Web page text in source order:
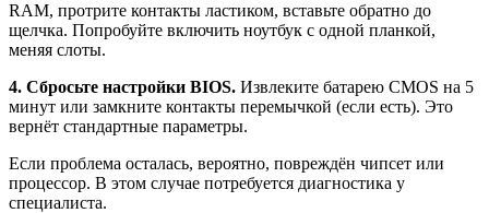
RAM, протрите контакты ластиком, вставьте обратно до
щелчка. Попробуйте включить ноутбук с одной планкой,
меняя слоты.
4. Сбросьте настройки BIOS. Извлеките батарею CMOS на 5
минут или замкните контакты перемычкой (если есть). Это
вернёт стандартные параметры.
Если проблема осталась, вероятно, повреждён чипсет или
процессор. В этом случае потребуется диагностика у
специалиста.